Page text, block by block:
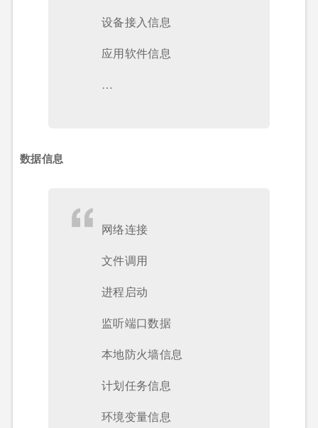
设备接入信息
应用软件信息
…
数据信息
网络连接
文件调用
进程启动
监听端口数据
本地防火墙信息
计划任务信息
环境变量信息